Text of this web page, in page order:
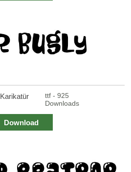
Karikatür
ttf - 925
Downloads
Download